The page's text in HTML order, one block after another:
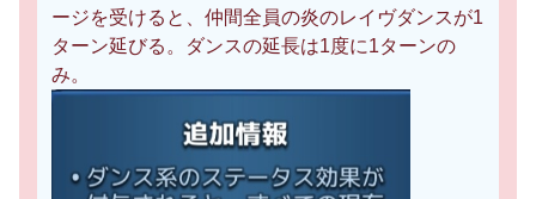
ージを受けると、仲間全員の炎のレイヴダンスが1
ターン延びる。ダンスの延長は1度に1ターンの
み。